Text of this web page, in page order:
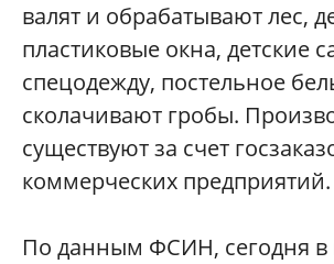
валят и обрабатывают лес,
пластиковые окна, детские
спецодежду, постельное
сколачивают гробы.
существуют за счет
коммерческих предприятий.
По данным ФСИН, сегодня в